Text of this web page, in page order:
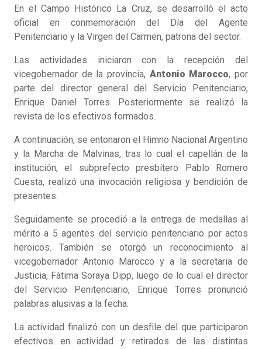
En el Campo Histórico La Cruz, se desarrolló el acto
oficial en conmemoración del Día del Agente
Penitenciario y la Virgen del Carmen, patrona del sector.
Las actividades iniciaron con la recepción del
vicegobernador de la provincia, Antonio Marocco, por
parte del director general del Servicio Penitenciario,
Enrique Daniel Torres. Posteriormente se realizó la
revista de los efectivos formados.
A continuación, se entonaron el Himno Nacional Argentino
y la Marcha de Malvinas, tras lo cual el capellán de la
institución, el subprefecto presbítero Pablo Romero
Cuesta, realizó una invocación religiosa y bendición de
presentes.
Seguidamente se procedió a la entrega de medallas al
mérito a 5 agentes del servicio penitenciario por actos
heroicos. También se otorgó un reconocimiento al
vicegobernador Antonio Marocco y a la secretaria de
Justicia, Fátima Soraya Dipp, luego de lo cual el director
del Servicio Penitenciario, Enrique Torres pronunció
palabras alusivas a la fecha.
La actividad finalizó con un desfile del que participaron
efectivos en actividad y retirados de las distintas